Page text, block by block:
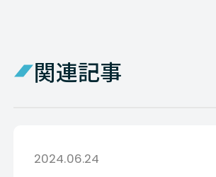
関連記事
2024.06.24